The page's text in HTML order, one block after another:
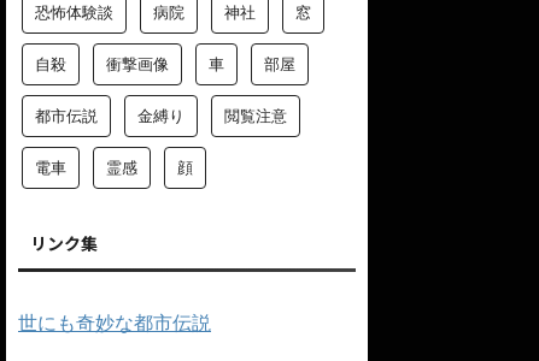
恐怖体験談 病院 神社 窓
自殺 衝撃画像 車 部屋
都市伝説 金縛り 閲覧注意
電車 霊感 顔
リンク集
世にも奇妙な都市伝説